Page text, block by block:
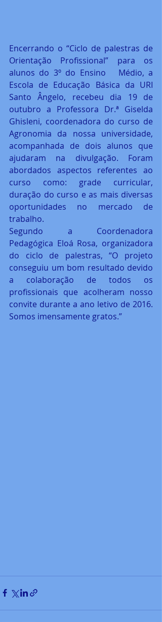
Encerrando o “Ciclo de palestras de
Orientação Profissional” para os
alunos do 3º do Ensino   Médio, a
Escola de Educação Básica da URI
Santo Ângelo, recebeu dia 19 de
outubro a Professora Dr.ª Giselda
Ghisleni, coordenadora do curso de
Agronomia da nossa universidade,
acompanhada de dois alunos que
ajudaram na divulgação. Foram
abordados aspectos referentes ao
curso como: grade curricular,
duração do curso e as mais diversas
oportunidades no mercado de
trabalho.
Segundo a Coordenadora
Pedagógica Eloá Rosa, organizadora
do ciclo de palestras, “O projeto
conseguiu um bom resultado devido
a colaboração de todos os
profissionais que acolheram nosso
convite durante a ano letivo de 2016.
Somos imensamente gratos.”